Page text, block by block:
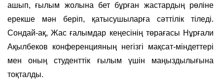
ашып, ғылым жолына бет бұрған жастардың рөліне
ерекше мән беріп, қатысушыларға сәттілік тіледі.
Сондай-ақ, Жас ғалымдар кеңесінің төрағасы Нұрғали
Ақылбеков конференцияның негізгі мақсат-міндеттері
мен оның студенттік ғылым үшін маңыздылығына
тоқталды.